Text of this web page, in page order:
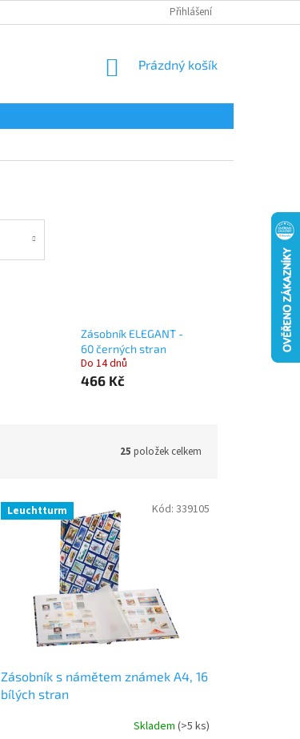
Přihlášení
NÁKUPNÍ
Prázdný košík
Zásobník ELEGANT -
60 černých stran
Do 14 dnů
466 Kč
25 položek celkem
Leuchtturm
Zásobník s námětem známek A4, 16
bílých stran
Skladem (>5 ks)
Kód: 339105